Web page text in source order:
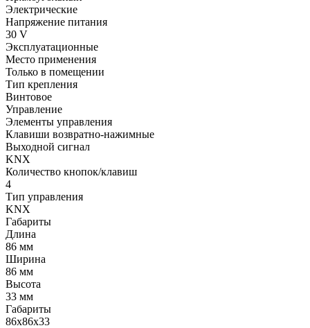
Электрические
Напряжение питания
30 V
Эксплуатационные
Место применения
Только в помещении
Тип крепления
Винтовое
Управление
Элементы управления
Клавиши возвратно-нажимные
Выходной сигнал
KNX
Количество кнопок/клавиш
4
Тип управления
KNX
Габариты
Длина
86 мм
Ширина
86 мм
Высота
33 мм
Габариты
86x86x33